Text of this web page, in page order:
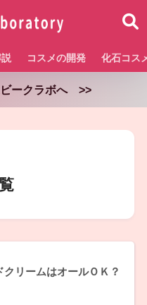
コスメの開発 化石コス
ビークラボへ >>
クリームはオールＯＫ？